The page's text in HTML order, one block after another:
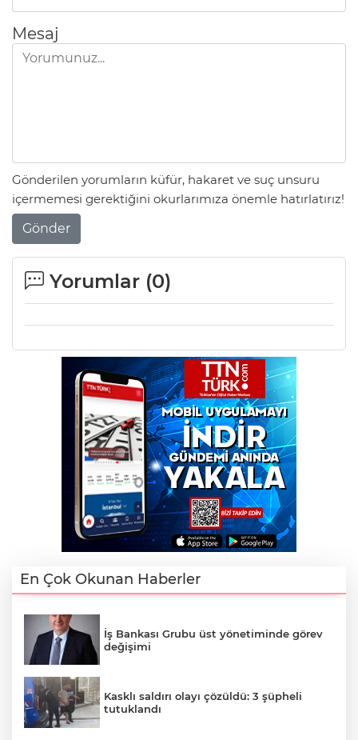
Mesaj
Gönderilen yorumların küfür, hakaret ve suç unsuru
içermemesi gerektiğini okurlarımıza önemle hatırlatırız!
Gönder
Yorumlar (0)
En Çok Okunan Haberler
İş Bankası Grubu üst yönetiminde görev
değişimi
Kasklı saldırı olayı çözüldü: 3 şüpheli
tutuklandı